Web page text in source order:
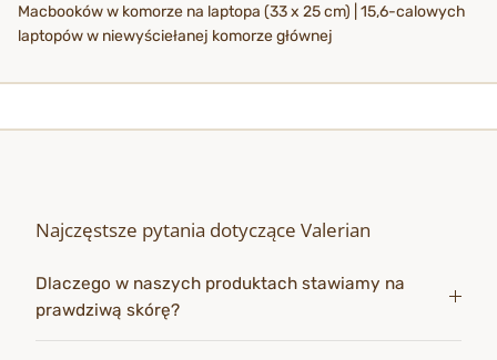
Macbooków w komorze na laptopa (33 x 25 cm) | 15,6-calowych
laptopów w niewyściełanej komorze głównej
Najczęstsze pytania dotyczące Valerian
Dlaczego w naszych produktach stawiamy na
prawdziwą skórę?